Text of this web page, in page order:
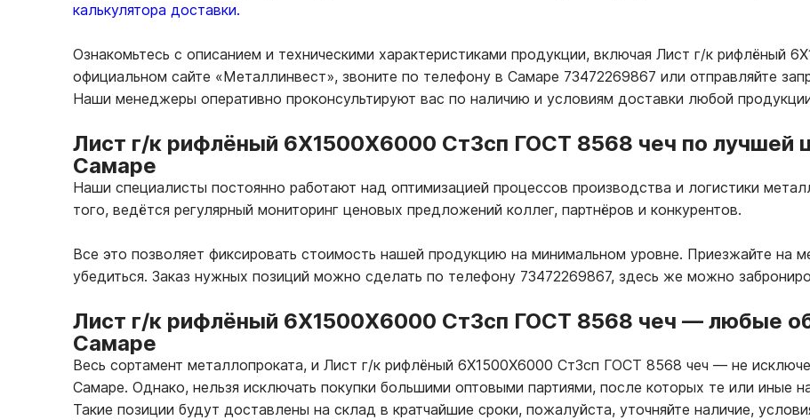
калькулятора доставки.
Ознакомьтесь с описанием и техническими характеристиками продукции, включая Лист г/к рифлёный
официальном сайте «Металлинвест», звоните по телефону в Самаре 73472269867 или отправляйте
Наши менеджеры оперативно проконсультируют вас по наличию и условиям доставки любой
Лист г/к рифлёный 6Х1500Х6000 Ст3сп ГОСТ 8568 чеч по лучшей
Самаре
Наши специалисты постоянно работают над оптимизацией процессов производства и логистики
того, ведётся регулярный мониторинг ценовых предложений коллег, партнёров и конкурентов.
Все это позволяет фиксировать стоимость нашей продукцию на минимальном уровне. Приезжайте на
убедиться. Заказ нужных позиций можно сделать по телефону 73472269867, здесь же можно
Лист г/к рифлёный 6Х1500Х6000 Ст3сп ГОСТ 8568 чеч — любые
Самаре
Весь сортамент металлопроката, и Лист г/к рифлёный 6Х1500Х6000 Ст3сп ГОСТ 8568 чеч — не
Самаре. Однако, нельзя исключать покупки большими оптовыми партиями, после которых те или иные
Такие позиции будут доставлены на склад в кратчайшие сроки, пожалуйста, уточняйте наличие,